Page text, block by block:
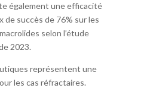
également une efficacité
succès de 76% sur les
selon l’étude
2023.
représentent une
les cas réfractaires.